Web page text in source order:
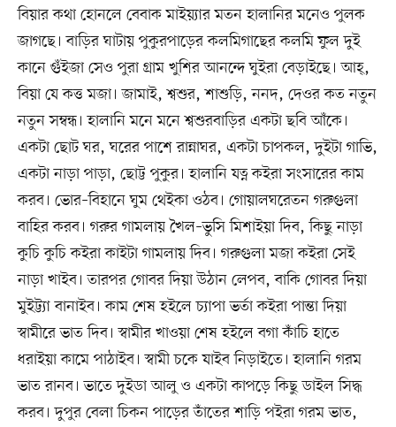
বিয়ার কথা হোনলে বেবাক মাইয়্যার মতন হালানির মনেও পুলক
জাগছে। বাড়ির ঘাটায় পুকুরপাড়ের কলমিগাছের কলমি ফুল দুই
কানে গুঁইজা সেও পুরা গ্রাম খুশির আনন্দে ঘুইরা বেড়াইছে। আহ্,
বিয়া যে কত্ত মজা। জামাই, শ্বশুর, শাশুড়ি, ননদ, দেওর কত নতুন
নতুন সম্বন্ধ। হালানি মনে মনে শ্বশুরবাড়ির একটা ছবি আঁকে।
একটা ছোট ঘর, ঘরের পাশে রান্নাঘর, একটা চাপকল, দুইটা গাভি,
একটা নাড়া পাড়া, ছোট্ট পুকুর। হালানি যত্ন কইরা সংসারের কাম
করব। ভোর–বিহানে ঘুম থেইকা ওঠব। গোয়ালঘরেতন গরুগুলা
বাহির করব। গরুর গামলায় খৈল–ভুসি মিশাইয়া দিব, কিছু নাড়া
কুচি কুচি কইরা কাইটা গামলায় দিব। গরুগুলা মজা কইরা সেই
নাড়া খাইব। তারপর গোবর দিয়া উঠান লেপব, বাকি গোবর দিয়া
মুইট্ট্যা বানাইব। কাম শেষ হইলে চ্যাপা ভর্তা কইরা পান্তা দিয়া
স্বামীরে ভাত দিব। স্বামীর খাওয়া শেষ হইলে বগা কাঁচি হাতে
ধরাইয়া কামে পাঠাইব। স্বামী চকে যাইব নিড়াইতে। হালানি গরম
ভাত রানব। ভাতে দুইডা আলু ও একটা কাপড়ে কিছু ডাইল সিদ্ধ
করব। দুপুর বেলা চিকন পাড়ের তাঁতের শাড়ি পইরা গরম ভাত,